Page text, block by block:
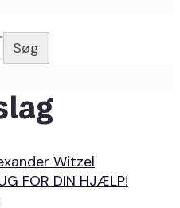
Søg
Witzel
FOR DIN HJÆLP!